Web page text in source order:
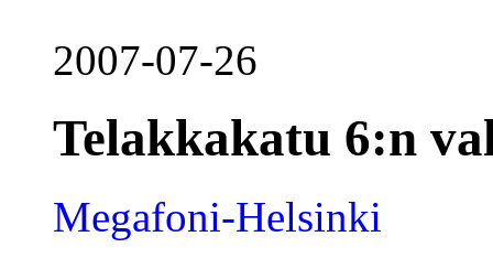
2007-07-26
Telakkakatu 6:n
Megafoni-Helsinki